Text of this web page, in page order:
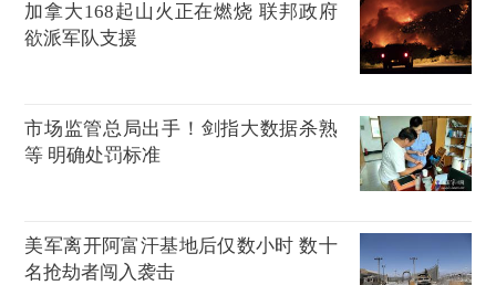
加拿大168起山火正在燃烧 联邦政府
欲派军队支援
市场监管总局出手！剑指大数据杀熟
等 明确处罚标准
美军离开阿富汗基地后仅数小时 数十
名抢劫者闯入袭击